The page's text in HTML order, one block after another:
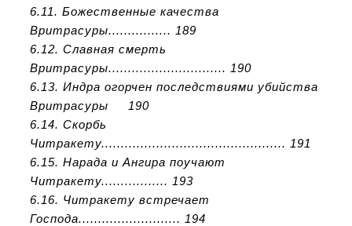
6.11. Божественные качества
Вритрасуры................ 189
6.12. Славная смерть
Вритрасуры.............................. 190
6.13. Индра огорчен последствиями убийства
Вритрасуры 190
6.14. Скорбь
Читракету............................................... 191
6.15. Нарада и Ангира поучают
Читракету................. 193
6.16. Читракету встречает
Господа.......................... 194